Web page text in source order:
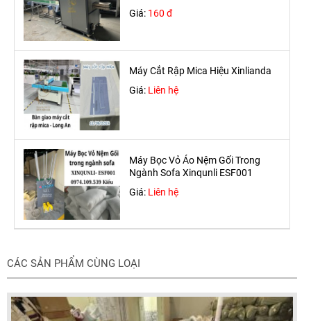
Giá: 160 đ
Máy Cắt Rập Mica Hiệu Xinlianda
Giá: Liên hệ
Máy Bọc Vỏ Áo Nệm Gối Trong
Ngành Sofa Xinqunli ESF001
Giá: Liên hệ
CÁC SẢN PHẨM CÙNG LOẠI